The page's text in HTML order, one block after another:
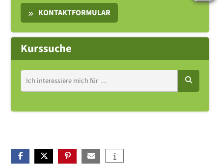
KONTAKTFORMULAR
Kurssuche